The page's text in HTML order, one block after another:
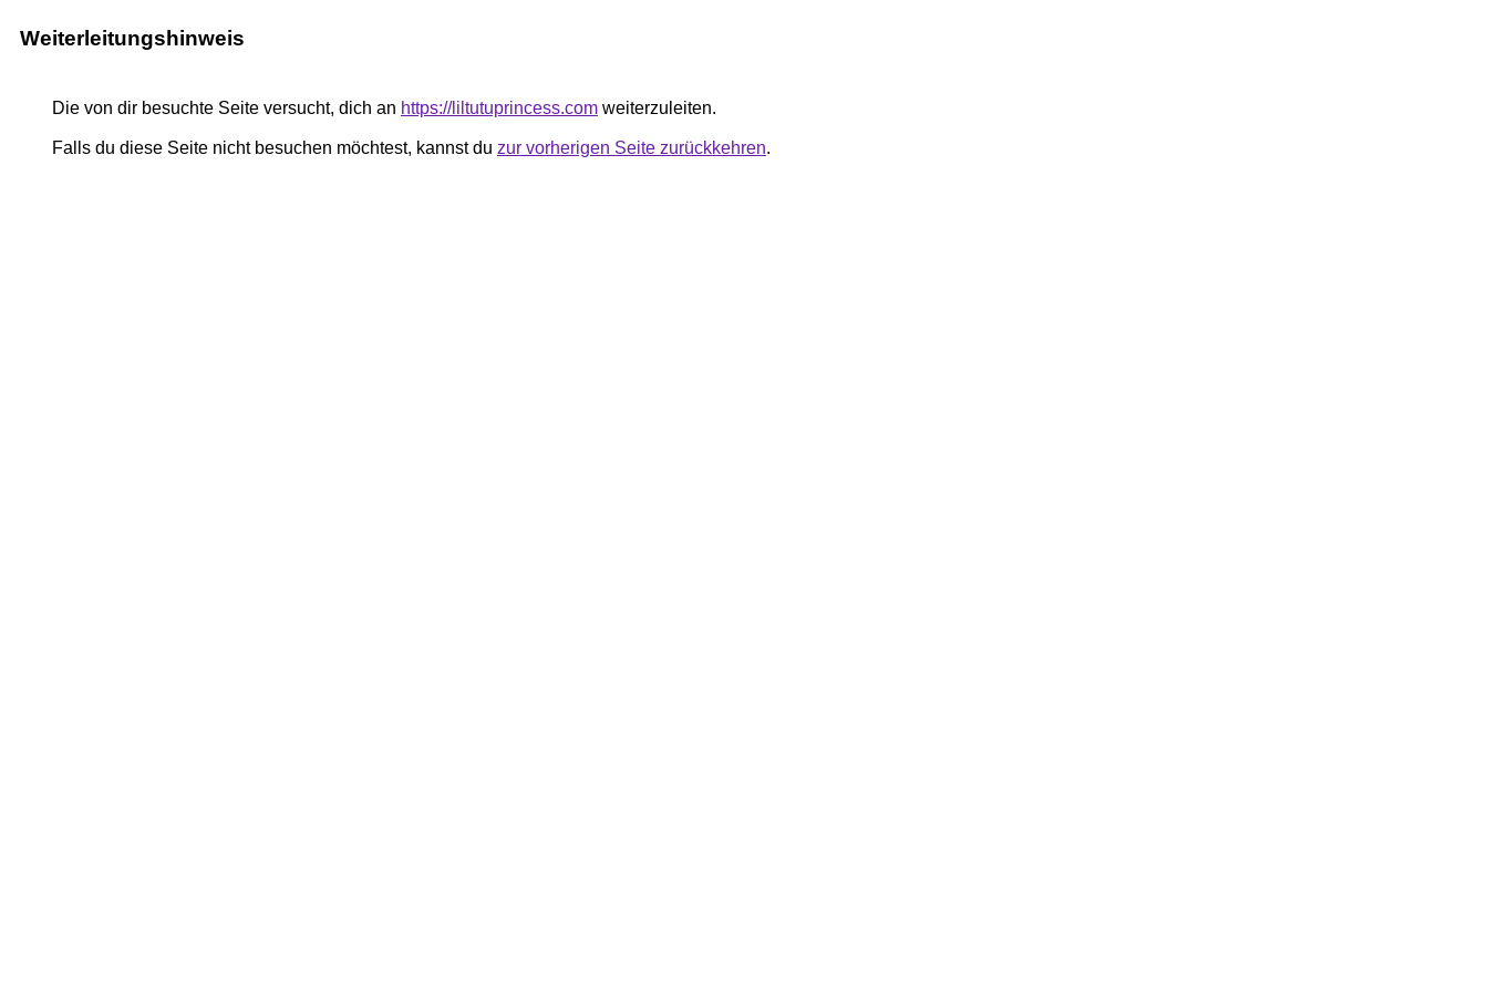
Weiterleitungshinweis
Die von dir besuchte Seite versucht, dich an https://liltutuprincess.com weiterzuleiten.
Falls du diese Seite nicht besuchen möchtest, kannst du zur vorherigen Seite zurückkehren.